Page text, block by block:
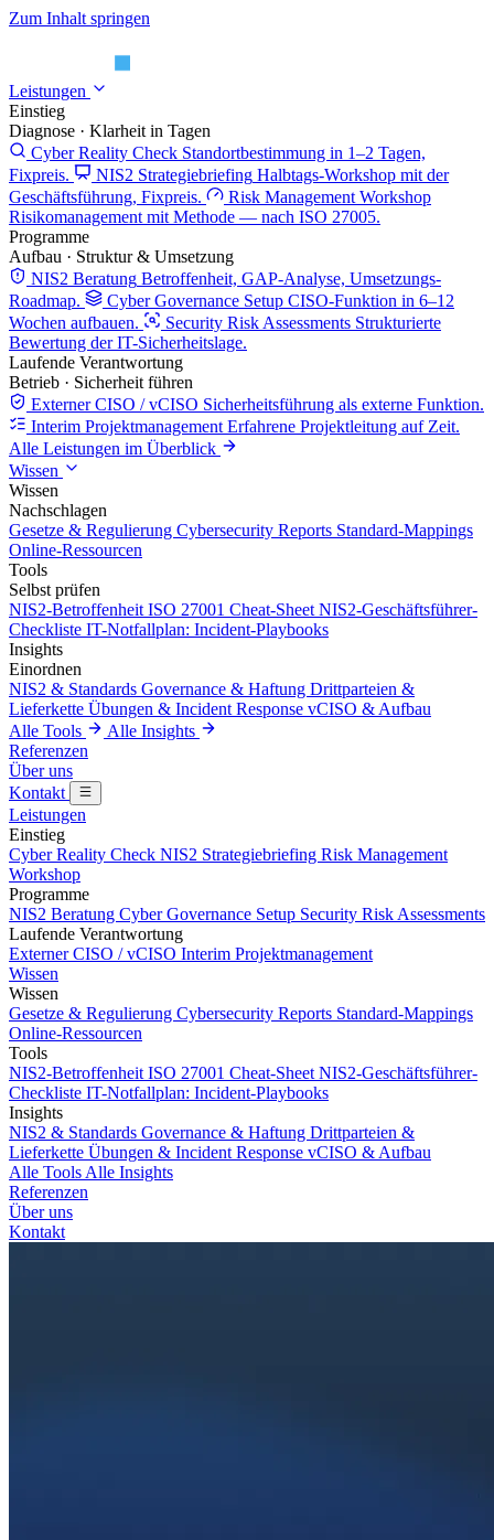
Zum Inhalt springen
Leistungen
Einstieg
Diagnose · Klarheit in Tagen
Cyber Reality Check Standortbestimmung in 1–2 Tagen,
Fixpreis.
NIS2 Strategiebriefing Halbtags-Workshop mit der
Geschäftsführung, Fixpreis.
Risk Management Workshop
Risikomanagement mit Methode — nach ISO 27005.
Programme
Aufbau · Struktur & Umsetzung
NIS2 Beratung Betroffenheit, GAP-Analyse, Umsetzungs-
Roadmap.
Cyber Governance Setup CISO-Funktion in 6–12
Wochen aufbauen.
Security Risk Assessments Strukturierte
Bewertung der IT-Sicherheitslage.
Laufende Verantwortung
Betrieb · Sicherheit führen
Externer CISO / vCISO Sicherheitsführung als externe Funktion.
Interim Projektmanagement Erfahrene Projektleitung auf Zeit.
Alle Leistungen im Überblick
Wissen
Wissen
Nachschlagen
Gesetze & Regulierung Cybersecurity Reports Standard-Mappings
Online-Ressourcen
Tools
Selbst prüfen
NIS2-Betroffenheit ISO 27001 Cheat-Sheet NIS2-Geschäftsführer-
Checkliste IT-Notfallplan: Incident-Playbooks
Insights
Einordnen
NIS2 & Standards Governance & Haftung Drittparteien &
Lieferkette Übungen & Incident Response vCISO & Aufbau
Alle Tools
Alle Insights
Referenzen
Über uns
Kontakt
Leistungen
Einstieg
Cyber Reality Check NIS2 Strategiebriefing Risk Management
Workshop
Programme
NIS2 Beratung Cyber Governance Setup Security Risk Assessments
Laufende Verantwortung
Externer CISO / vCISO Interim Projektmanagement
Wissen
Wissen
Gesetze & Regulierung Cybersecurity Reports Standard-Mappings
Online-Ressourcen
Tools
NIS2-Betroffenheit ISO 27001 Cheat-Sheet NIS2-Geschäftsführer-
Checkliste IT-Notfallplan: Incident-Playbooks
Insights
NIS2 & Standards Governance & Haftung Drittparteien &
Lieferkette Übungen & Incident Response vCISO & Aufbau
Alle Tools Alle Insights
Referenzen
Über uns
Kontakt